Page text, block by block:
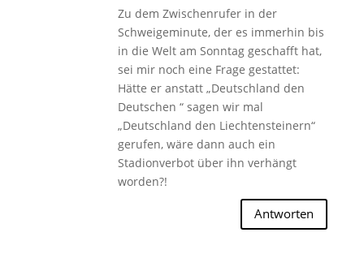
Zu dem Zwischenrufer in der
Schweigeminute, der es immerhin bis
in die Welt am Sonntag geschafft hat,
sei mir noch eine Frage gestattet:
Hätte er anstatt „Deutschland den
Deutschen “ sagen wir mal
„Deutschland den Liechtensteinern“
gerufen, wäre dann auch ein
Stadionverbot über ihn verhängt
worden?!
Antworten